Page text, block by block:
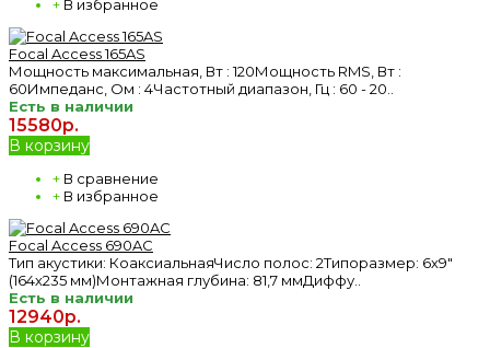
+ В избранное
Focal Access 165AS
Мощность максимальная, Вт : 120Мощность RMS, Вт :
60Импеданс, Ом : 4Частотный диапазон, Гц : 60 - 20..
Есть в наличии
15580р.
В корзину
+ В сравнение
+ В избранное
Focal Access 690AC
Тип акустики: КоаксиальнаяЧисло полос: 2Типоразмер: 6х9"
(164х235 мм)Монтажная глубина: 81,7 ммДиффу..
Есть в наличии
12940р.
В корзину